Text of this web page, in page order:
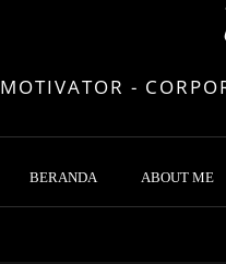
MOTIVATOR -
BERANDA ABOUT ME